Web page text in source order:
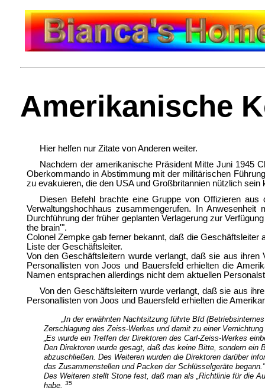
Amerikanische
Hier helfen nur Zitate von Anderen weiter.
Nachdem der amerikanische Präsident Mitte Juni 1945
Oberkommando in Abstimmung mit der militärischen
zu evakuieren, die den USA und Großbritannien nützlich sein
Diesen Befehl brachte eine Gruppe von Offizieren
Verwaltungshochhaus zusammengerufen. In
Durchführung der früher geplanten Verlagerung zur
the brain'".
Colonel Zempke gab ferner bekannt, daß die Geschäftsleiter
Liste der Geschäftsleiter.
Von den Geschäftsleitern wurde verlangt, daß sie aus
Personallisten von Joos und Bauersfeld erhielten die
Namen entsprachen allerdings nicht dem aktuellen
Von den Geschäftsleitern wurde verlangt, daß sie aus
Personallisten von Joos und Bauersfeld erhielten die
„In der erwähnten Nachtsitzung führte Bfd
Zerschlagung des Zeiss-Werkes und damit zu einer
„Es wurde ein Treffen der Direktoren des Carl-Zeiss-Werkes
Den Direktoren wurde gesagt, daß das keine Bitte, sondern
abzuschließen. Des Weiteren wurden die Direktoren darüber
das Zusammenstellen und Packen der Schlüsselgeräte begann."
Des Weiteren stellt Stone fest, daß man als „Richtlinie für die
habe.
35